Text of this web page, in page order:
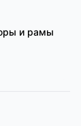
и рамы